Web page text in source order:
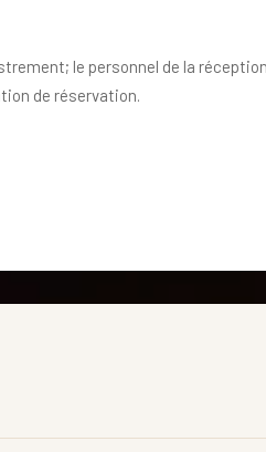
le personnel de la
de réservation.